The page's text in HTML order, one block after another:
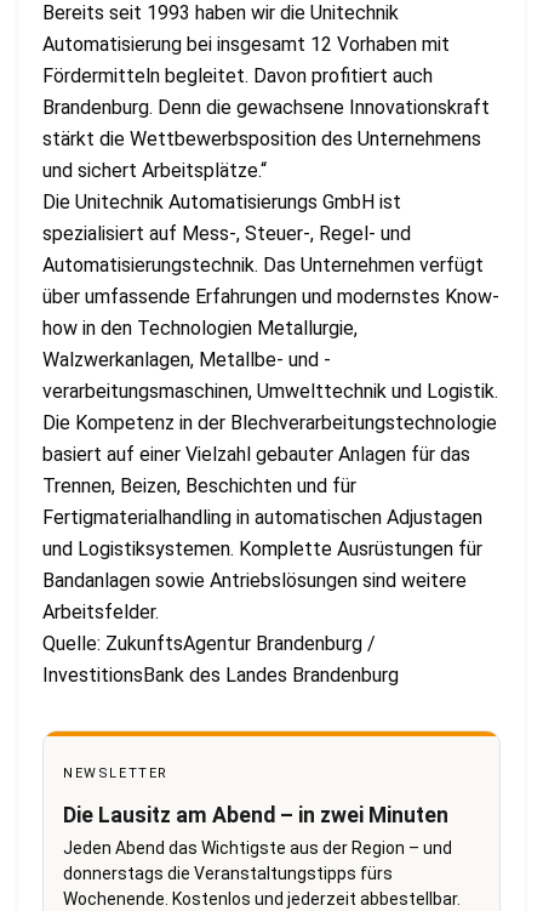
Bereits seit 1993 haben wir die Unitechnik
Automatisierung bei insgesamt 12 Vorhaben mit
Fördermitteln begleitet. Davon profitiert auch
Brandenburg. Denn die gewachsene Innovationskraft
stärkt die Wettbewerbsposition des Unternehmens
und sichert Arbeitsplätze.“
Die Unitechnik Automatisierungs GmbH ist
spezialisiert auf Mess-, Steuer-, Regel- und
Automatisierungstechnik. Das Unternehmen verfügt
über umfassende Erfahrungen und modernstes Know-
how in den Technologien Metallurgie,
Walzwerkanlagen, Metallbe- und -
verarbeitungsmaschinen, Umwelttechnik und Logistik.
Die Kompetenz in der Blechverarbeitungstechnologie
basiert auf einer Vielzahl gebauter Anlagen für das
Trennen, Beizen, Beschichten und für
Fertigmaterialhandling in automatischen Adjustagen
und Logistiksystemen. Komplette Ausrüstungen für
Bandanlagen sowie Antriebslösungen sind weitere
Arbeitsfelder.
Quelle: ZukunftsAgentur Brandenburg /
InvestitionsBank des Landes Brandenburg
NEWSLETTER
Die Lausitz am Abend – in zwei Minuten
Jeden Abend das Wichtigste aus der Region – und
donnerstags die Veranstaltungstipps fürs
Wochenende. Kostenlos und jederzeit abbestellbar.